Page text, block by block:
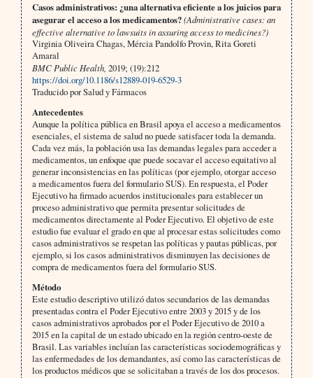
Casos administrativos: ¿una alternativa eficiente a los juicios para
asegurar el acceso a los medicamentos?(Administrative cases: an
effective alternative to lawsuits in assuring access to medicines?)
Virginia Oliveira Chagas, Mércia Pandolfo Provin, Rita Goreti
Amaral
BMC Public Health, 2019; (19):212
https://doi.org/10.1186/s12889-019-6529-3
Traducido por Salud y Fármacos
Antecedentes
Aunque la política pública en Brasil apoya el acceso a medicamentos
esenciales, el sistema de salud no puede satisfacer toda la demanda.
Cada vez más, la población usa las demandas legales para acceder a
medicamentos, un enfoque que puede socavar el acceso equitativo al
generar inconsistencias en las políticas (por ejemplo, otorgar acceso
a medicamentos fuera del formulario SUS). En respuesta, el Poder
Ejecutivo ha firmado acuerdos institucionales para establecer un
proceso administrativo que permita presentar solicitudes de
medicamentos directamente al Poder Ejecutivo. El objetivo de este
estudio fue evaluar el grado en que al procesar estas solicitudes como
casos administrativos se respetan las políticas y pautas públicas, por
ejemplo, si los casos administrativos disminuyen las decisiones de
compra de medicamentos fuera del formulario SUS.
Método
Este estudio descriptivo utilizó datos secundarios de las demandas
presentadas contra el Poder Ejecutivo entre 2003 y 2015 y de los
casos administrativos aprobados por el Poder Ejecutivo de 2010 a
2015 en la capital de un estado ubicado en la región centro-oeste de
Brasil. Las variables incluían las características sociodemográficas y
las enfermedades de los demandantes, así como las características de
los productos médicos que se solicitaban a través de los dos procesos.